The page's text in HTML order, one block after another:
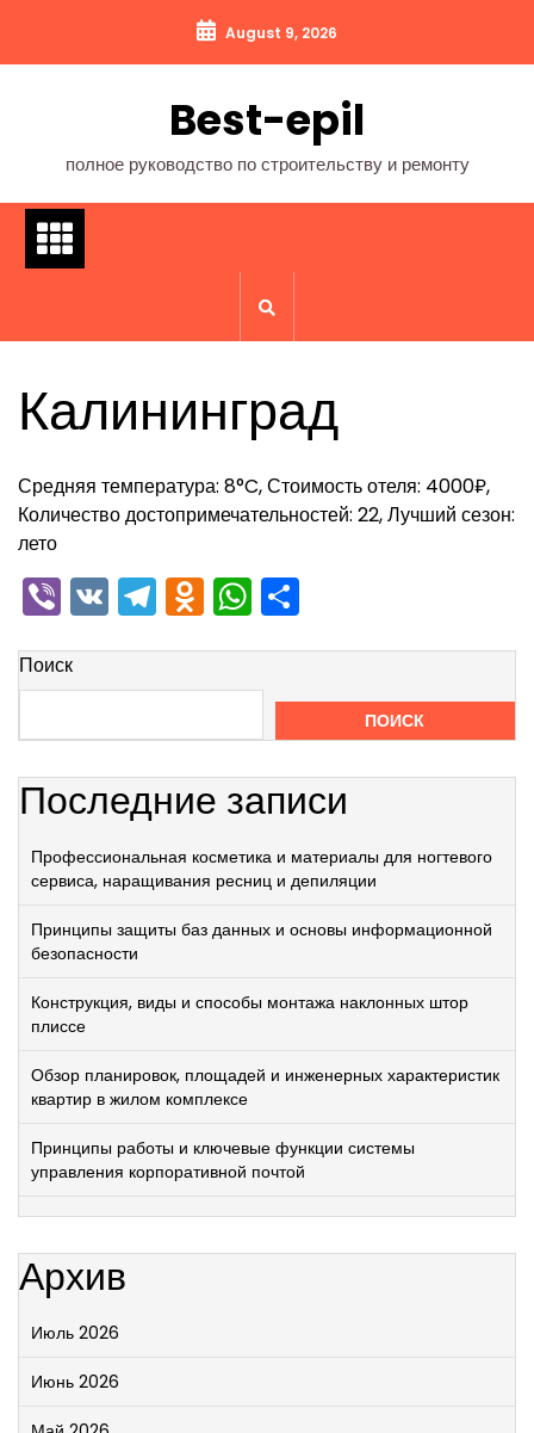
содержимому
August 9, 2026
Best-epil
полное руководство по строительству и ремонту
Калининград
Средняя температура: 8°C, Стоимость отеля: 4000₽,
Количество достопримечательностей: 22, Лучший сезон:
лето
Viber
VKTelegram
Odnoklassniki
WhatsApp
Поиск
ПОИСК
Последние записи
Профессиональная косметика и материалы для ногтевого
сервиса, наращивания ресниц и депиляции
Принципы защиты баз данных и основы информационной
безопасности
Конструкция, виды и способы монтажа наклонных штор
плиссе
Обзор планировок, площадей и инженерных характеристик
квартир в жилом комплексе
Принципы работы и ключевые функции системы
управления корпоративной почтой
Архив
Июль 2026
Июнь 2026